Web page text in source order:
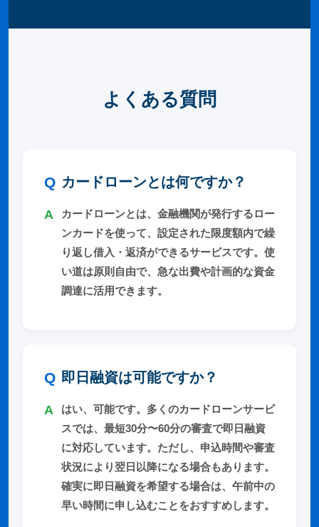
よくある質問
カードローンとは何ですか？
カードローンとは、金融機関が発行するロー
ンカードを使って、設定された限度額内で繰
り返し借入・返済ができるサービスです。使
い道は原則自由で、急な出費や計画的な資金
調達に活用できます。
即日融資は可能ですか？
はい、可能です。多くのカードローンサービ
スでは、最短30分〜60分の審査で即日融資
に対応しています。ただし、申込時間や審査
状況により翌日以降になる場合もあります。
確実に即日融資を希望する場合は、午前中の
早い時間に申し込むことをおすすめします。